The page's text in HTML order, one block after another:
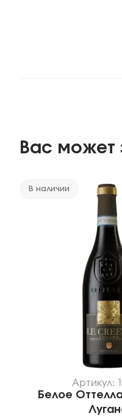
Вас может
В наличии
Артикул:
Белое